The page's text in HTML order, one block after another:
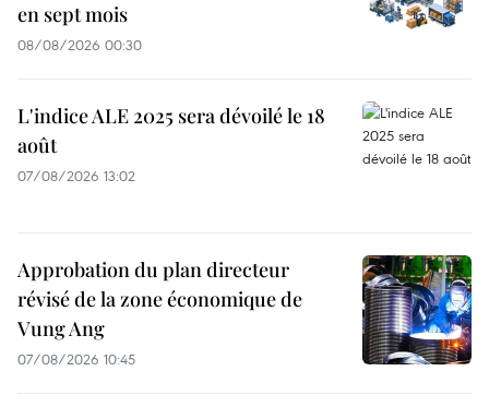
en sept mois
08/08/2026 00:30
L'indice ALE 2025 sera dévoilé le 18
août
07/08/2026 13:02
Approbation du plan directeur
révisé de la zone économique de
Vung Ang
07/08/2026 10:45